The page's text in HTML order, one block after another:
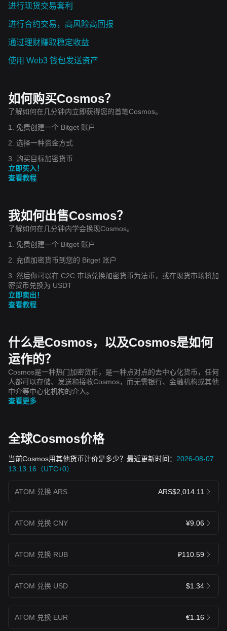
进行现货交易套利
进行合约交易，高风险高回报
通过理财赚取稳定收益
使用 Web3 钱包发送资产
如何购买Cosmos？
了解如何在几分钟内立即获得您的首笔Cosmos。
1. 免费创建一个 Bitget 账户
2. 选择一种资金方式
3. 购买目标加密货币
立即买入！
查看教程
我如何出售Cosmos？
了解如何在几分钟内学会换现Cosmos。
1. 免费创建一个 Bitget 账户
2. 充值加密货币到您的 Bitget 账户
3. 然后你可以在 C2C 市场兑换加密货币为法币，或在现货市场将加
密货币兑换为 USDT
立即卖出！
查看教程
什么是Cosmos，以及Cosmos是如何
运作的？
Cosmos是一种热门加密货币，是一种点对点的去中心化货币，任何
人都可以存储、发送和接收Cosmos，而无需银行、金融机构或其他
中介等中心化机构的介入。
查看更多
全球Cosmos价格
当前Cosmos用其他货币计价是多少？最近更新时间： 2026-08-07
13:13:16（UTC+0）
ATOM 兑换 ARS ARS$2,014.11
ATOM 兑换 CNY ¥9.06
ATOM 兑换 RUB ₽110.59
ATOM 兑换 USD $1.34
ATOM 兑换 EUR €1.16